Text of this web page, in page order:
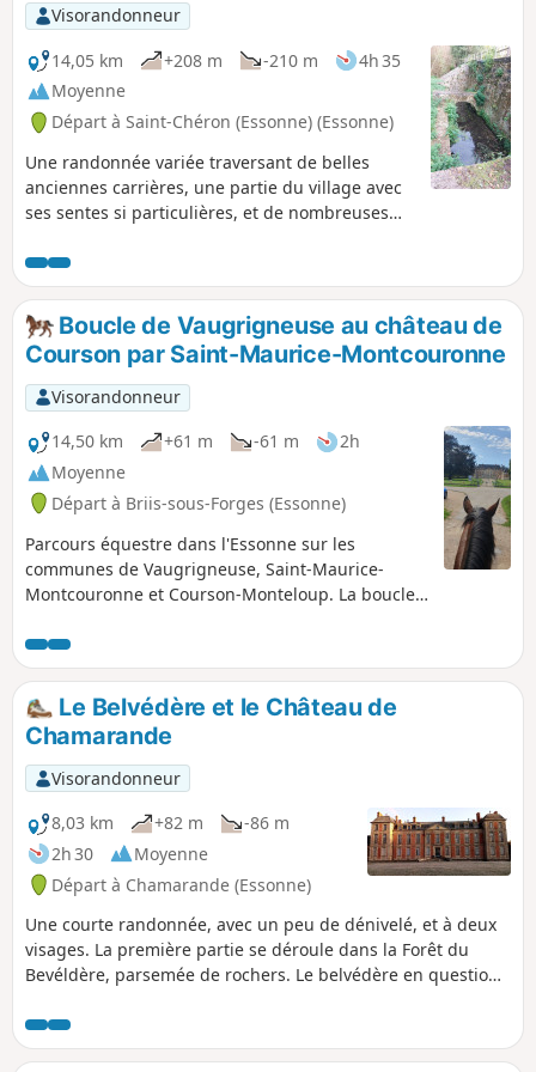
Visorandonneur
14,05 km
+208 m -210 m
4h 35
Moyenne
Départ à Saint-Chéron (Essonne) (Essonne)
Une randonnée variée traversant de belles
anciennes carrières, une partie du village avec
ses sentes si particulières, et de nombreuses
Boucle de Vaugrigneuse au château de
Courson par Saint-Maurice-Montcouronne
Visorandonneur
14,50 km
+61 m -61 m
2h
Moyenne
Départ à Briis-sous-Forges (Essonne)
Parcours équestre dans l'Essonne sur les
communes de Vaugrigneuse, Saint-Maurice-
Montcouronne et Courson-Monteloup. La boucle
Les villages traversés sont magnifiques et l'intérêt
architectural va crescendo vers un final autour
château de Courson (XVIIe siècle). Les sols sont
variés : chemins agricoles, chemins forestiers,
petites routes goudronnées. La boucle est
réalisable sur une durée de deux heures aux trois
allures. Le parcours évite d'emprunter ou de
traverser des axes routiers importants.
Le Belvédère et le Château de
Chamarande
Visorandonneur
8,03 km
+82 m
-86 m
2h 30
Moyenne
Départ à Chamarande (Essonne)
Une courte randonnée, avec un peu de dénivelé, et à deux
visages. La première partie se déroule dans la Forêt du
Bevéldère, parsemée de rochers. Le belvédère en question
se déroule dans le Domaine de Chamarande, avec son
château de style Louis XIII et ses multiples canaux et plans